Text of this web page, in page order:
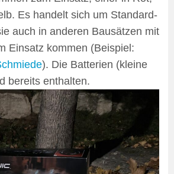
Es handelt sich um Standard-
auch in anderen Bausätzen mit
Einsatz kommen (Beispiel:
). Die Batterien (kleine
bereits enthalten.